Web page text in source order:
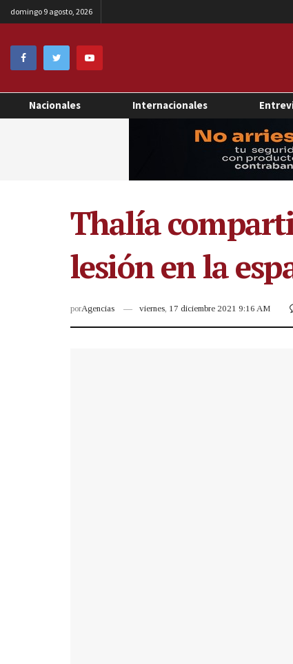
domingo 9 agosto, 2026
Nacionales Internacionales
Thalía
lesión en la
porAgencias viernes, 17 diciembre 2021 9:16 AM